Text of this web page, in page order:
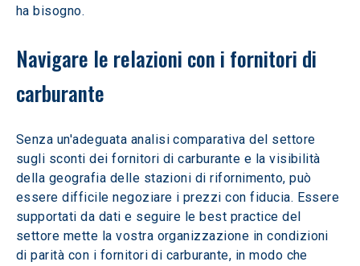
ha bisogno.
Navigare le relazioni con i fornitori di
carburante
Senza un'adeguata analisi comparativa del settore
sugli sconti dei fornitori di carburante e la visibilità
della geografia delle stazioni di rifornimento, può
essere difficile negoziare i prezzi con fiducia. Essere
supportati da dati e seguire le best practice del
settore mette la vostra organizzazione in condizioni
di parità con i fornitori di carburante, in modo che